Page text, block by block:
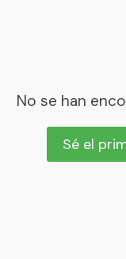
No se han
Sé el